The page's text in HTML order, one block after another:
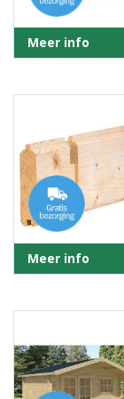
Meer info
Meer info